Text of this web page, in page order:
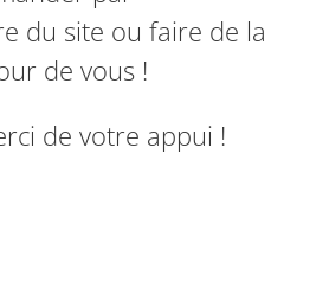
du site ou faire de la
de vous !
de votre appui !